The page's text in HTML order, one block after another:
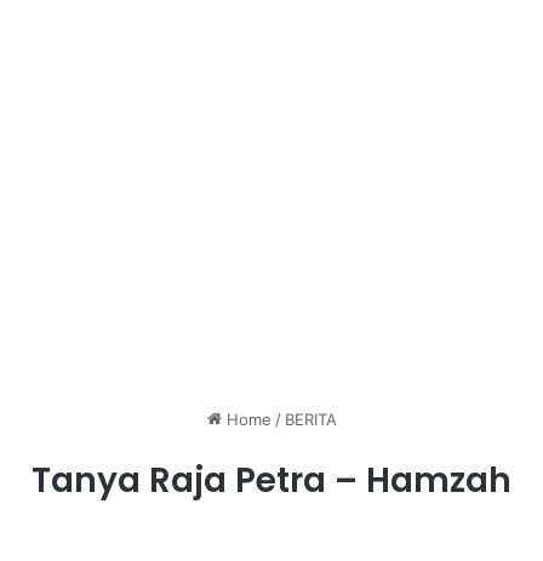
Home / BERITA
Tanya Raja Petra – Hamzah